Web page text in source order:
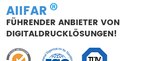
AIIFAR
FÜHRENDER ANBIETER VON
DIGITALDRUCKLÖSUNGEN!